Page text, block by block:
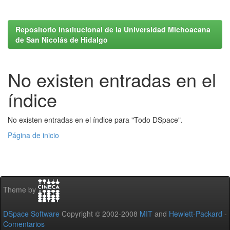
Repositorio Institucional de la Universidad Michoacana
de San Nicolás de Hidalgo
No existen entradas en el
índice
No existen entradas en el índice para "Todo DSpace".
Página de inicio
Theme by
DSpace Software Copyright © 2002-2008 MIT and Hewlett-Packard -
Comentarios